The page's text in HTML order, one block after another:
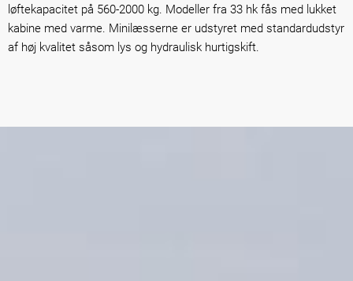
løftekapacitet på 560-2000 kg. Modeller fra 33 hk fås med lukket
kabine med varme. Minilæsserne er udstyret med standardudstyr
af høj kvalitet såsom lys og hydraulisk hurtigskift.